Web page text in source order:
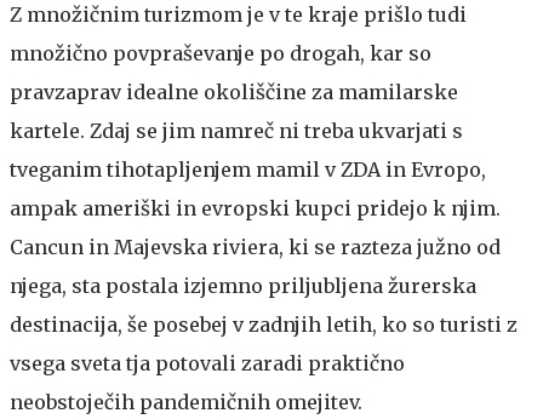
Z množičnim turizmom je v te kraje prišlo tudi
množično povpraševanje po drogah, kar so
pravzaprav idealne okoliščine za mamilarske
kartele. Zdaj se jim namreč ni treba ukvarjati s
tveganim tihotapljenjem mamil v ZDA in Evropo,
ampak ameriški in evropski kupci pridejo k njim.
Cancun in Majevska riviera, ki se razteza južno od
njega, sta postala izjemno priljubljena žurerska
destinacija, še posebej v zadnjih letih, ko so turisti z
vsega sveta tja potovali zaradi praktično
neobstoječih pandemičnih omejitev.